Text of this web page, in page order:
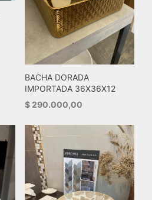
BACHA DORADA
IMPORTADA 36X36X12
$290.000,00